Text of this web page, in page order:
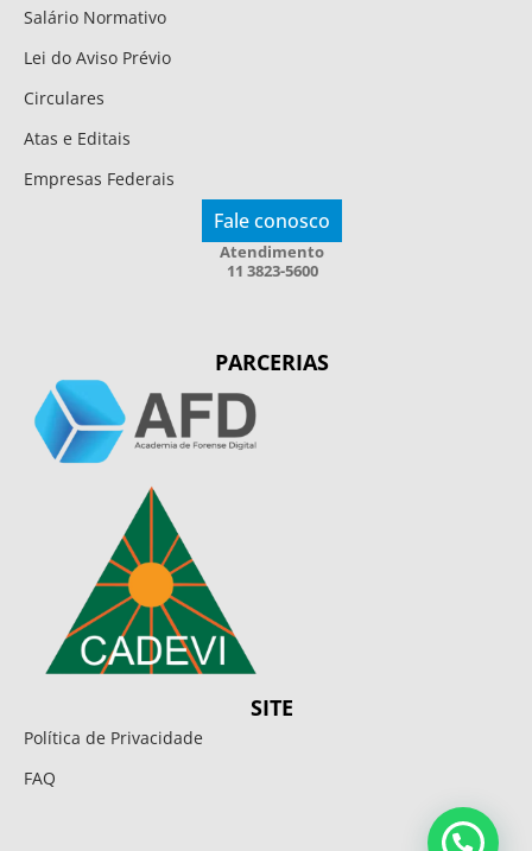
Salário Normativo
Lei do Aviso Prévio
Circulares
Atas e Editais
Empresas Federais
Fale conosco
Atendimento
11 3823-5600
PARCERIAS
SITE
Política de Privacidade
FAQ